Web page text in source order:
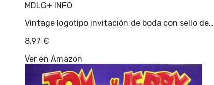
MDLG+ INFO
Vintage logotipo invitación de boda con sello de…
8,97 €
Ver en Amazon